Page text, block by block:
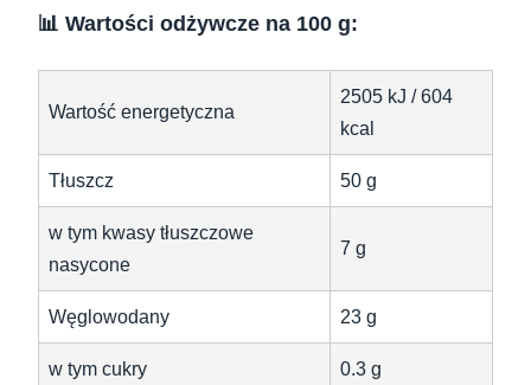
📊 Wartości odżywcze na 100 g:
Wartość energetyczna
2505 kJ / 604
kcal
Tłuszcz 50 g
w tym kwasy tłuszczowe
nasycone
7 g
Węglowodany 23 g
w tym cukry 0.3 g